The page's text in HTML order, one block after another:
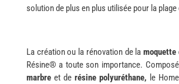
solution de plus en plus utilisée pour la plage
La création ou la rénovation de la moquette
Résine® a toute son importance.
marbreet de résine polyuréthane, le